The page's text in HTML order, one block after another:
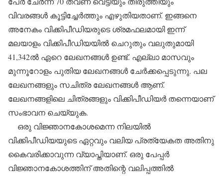
വിവരങ്ങള്‍ കൂട്ടിച്ചേര്‍ത്തും എഴുതിയതാണ്. ഇങ്ങനെ
അനേകം വിക്കിപീഡിയരുടെ ശ്രമഫലമായി ഇന്ന്
മലയാളം വിക്കിപീഡിയയില്‍ ചെറുതും വലുതുമായി
41,342ല്‍ ഏറെ ലേഖനങ്ങള്‍ ഉണ്ട്. എല്ലാ മാസവും
മുന്നൂറോളം പുതിയ ലേഖനങ്ങള്‍ ചേര്‍ക്കപ്പെടുന്നു. പല
ലേഖനങ്ങളും സചിത്ര ലേഖനങ്ങള്‍ ആണ്.
ലേഖനങ്ങളിലെ ചിത്രങ്ങളും വിക്കിപീഡിയര്‍ തന്നെയാണ്
സംഭാവന ചെയ്യുക.
ഒരു വിജ്ഞാനകോശമെന്ന നിലയില്‍
വിക്കിപീഡിയയുടെ ഏറ്റവും വലിയ പ്രത്യേകത അതിനു
കൈവരിക്കാവുന്ന വ്യാപ്തിയാണ്. ഒരു പേപ്പര്‍
വിജ്ഞാനകോശത്തിന് അതിന്റെ വലിപ്പത്തില്‍